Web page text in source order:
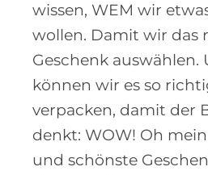
wissen, WEM wir
wollen. Damit wir das
Geschenk auswählen.
können wir es so
verpacken, damit der
denkt: WOW! Oh
und schönste